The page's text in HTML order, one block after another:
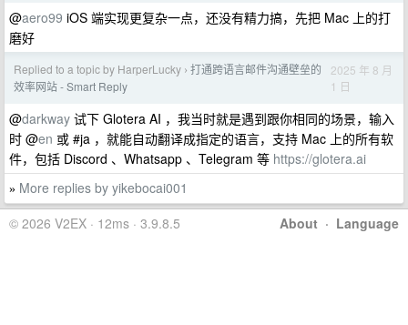
@aero99 iOS 端实现更复杂一点，还没有精力搞，先把 Mac 上的打
磨好
Replied to a topic by HarperLucky › 打通跨语言邮件沟通壁垒的
效率网站 - Smart Reply
2025 年 8 月
1 日
@darkway 试下 Glotera AI ，我当时就是遇到跟你相同的场景，输入
时 @en 或 #ja ，就能自动翻译成指定的语言，支持 Mac 上的所有软
件，包括 Discord 、Whatsapp 、Telegram 等 https://glotera.ai
» More replies by yikebocai001
About · Language
© 2026 V2EX · 12ms · 3.9.8.5